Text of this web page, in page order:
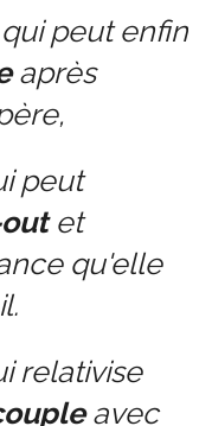
peut enfin
après
peut
et
qu'elle
relativise
avec